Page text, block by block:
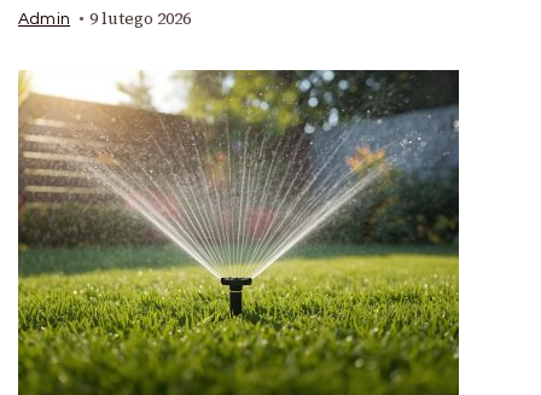
Admin 9 lutego 2026